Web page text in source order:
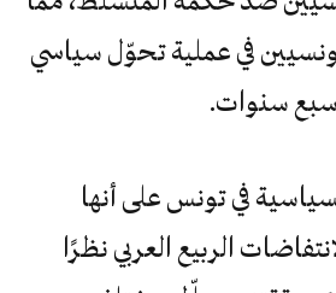
في عملية تحوّل سياسي
سبع سنوات.
في تونس على أنها
الربيع العربي نظرًا